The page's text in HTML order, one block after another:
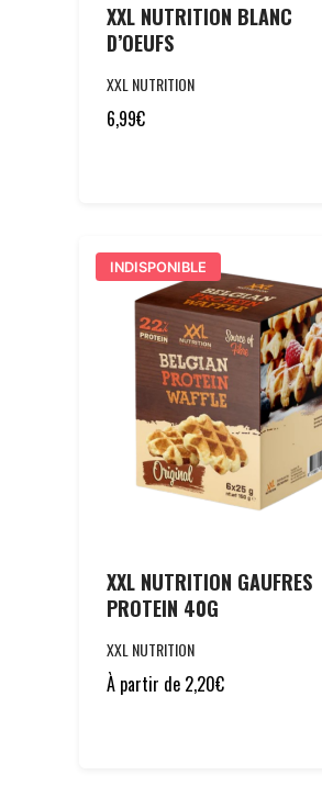
XXL NUTRITION BLANC
D’OEUFS
XXL NUTRITION
6,99€
INDISPONIBLE
XXL NUTRITION GAUFRES
PROTEIN 40G
XXL NUTRITION
À partir de 2,20€